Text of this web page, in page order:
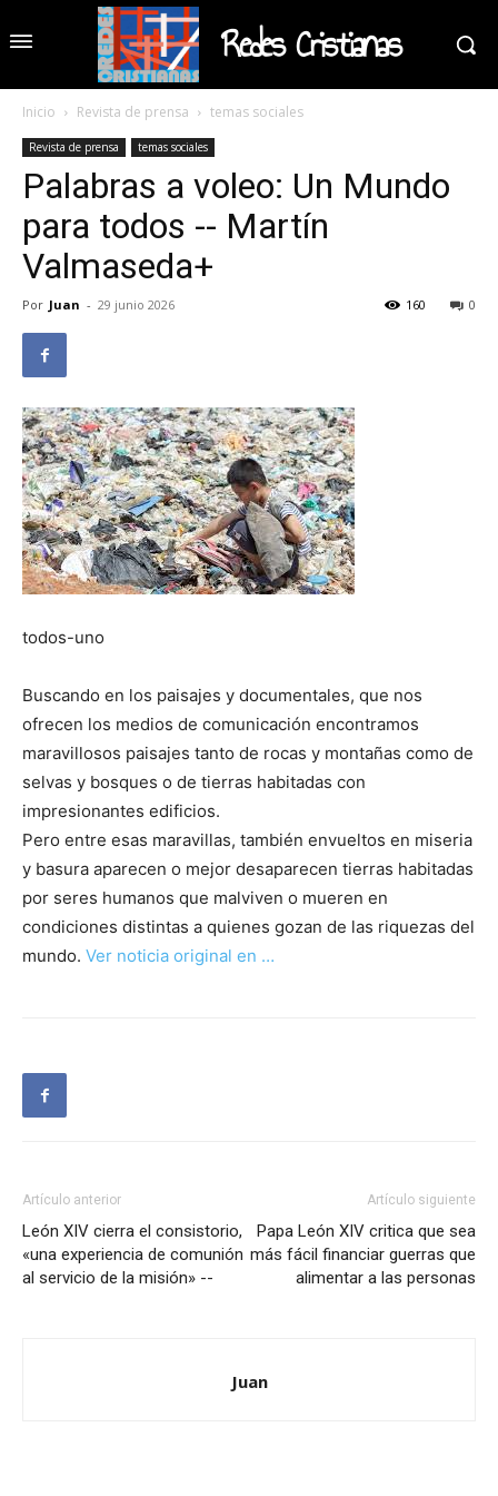
Redes Cristianas
Inicio Revista de prensa temas sociales
Revista de prensa temas sociales
Palabras a voleo: Un Mundo
para todos -- Martín
Valmaseda+
Por Juan - 29 junio 2026 0
160
todos-uno
Buscando en los paisajes y documentales, que nos
ofrecen los medios de comunicación encontramos
maravillosos paisajes tanto de rocas y montañas como de
selvas y bosques o de tierras habitadas con
impresionantes edificios.
Pero entre esas maravillas, también envueltos en miseria
y basura aparecen o mejor desaparecen tierras habitadas
por seres humanos que malviven o mueren en
condiciones distintas a quienes gozan de las riquezas del
mundo. Ver noticia original en …
Artículo anterior
León XIV cierra el consistorio,
«una experiencia de comunión
al servicio de la misión» --
Artículo siguiente
Papa León XIV critica que sea
más fácil financiar guerras que
alimentar a las personas
Juan